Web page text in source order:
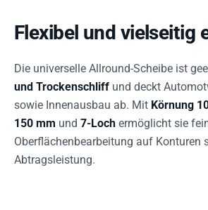
Flexibel und vielseitig
Die universelle Allround-Scheibe ist
und Trockenschliff und deckt
sowie Innenausbau ab. Mit Körnung
150 mm und 7-Loch ermöglicht sie
Oberflächenbearbeitung auf Konturen
Abtragsleistung.